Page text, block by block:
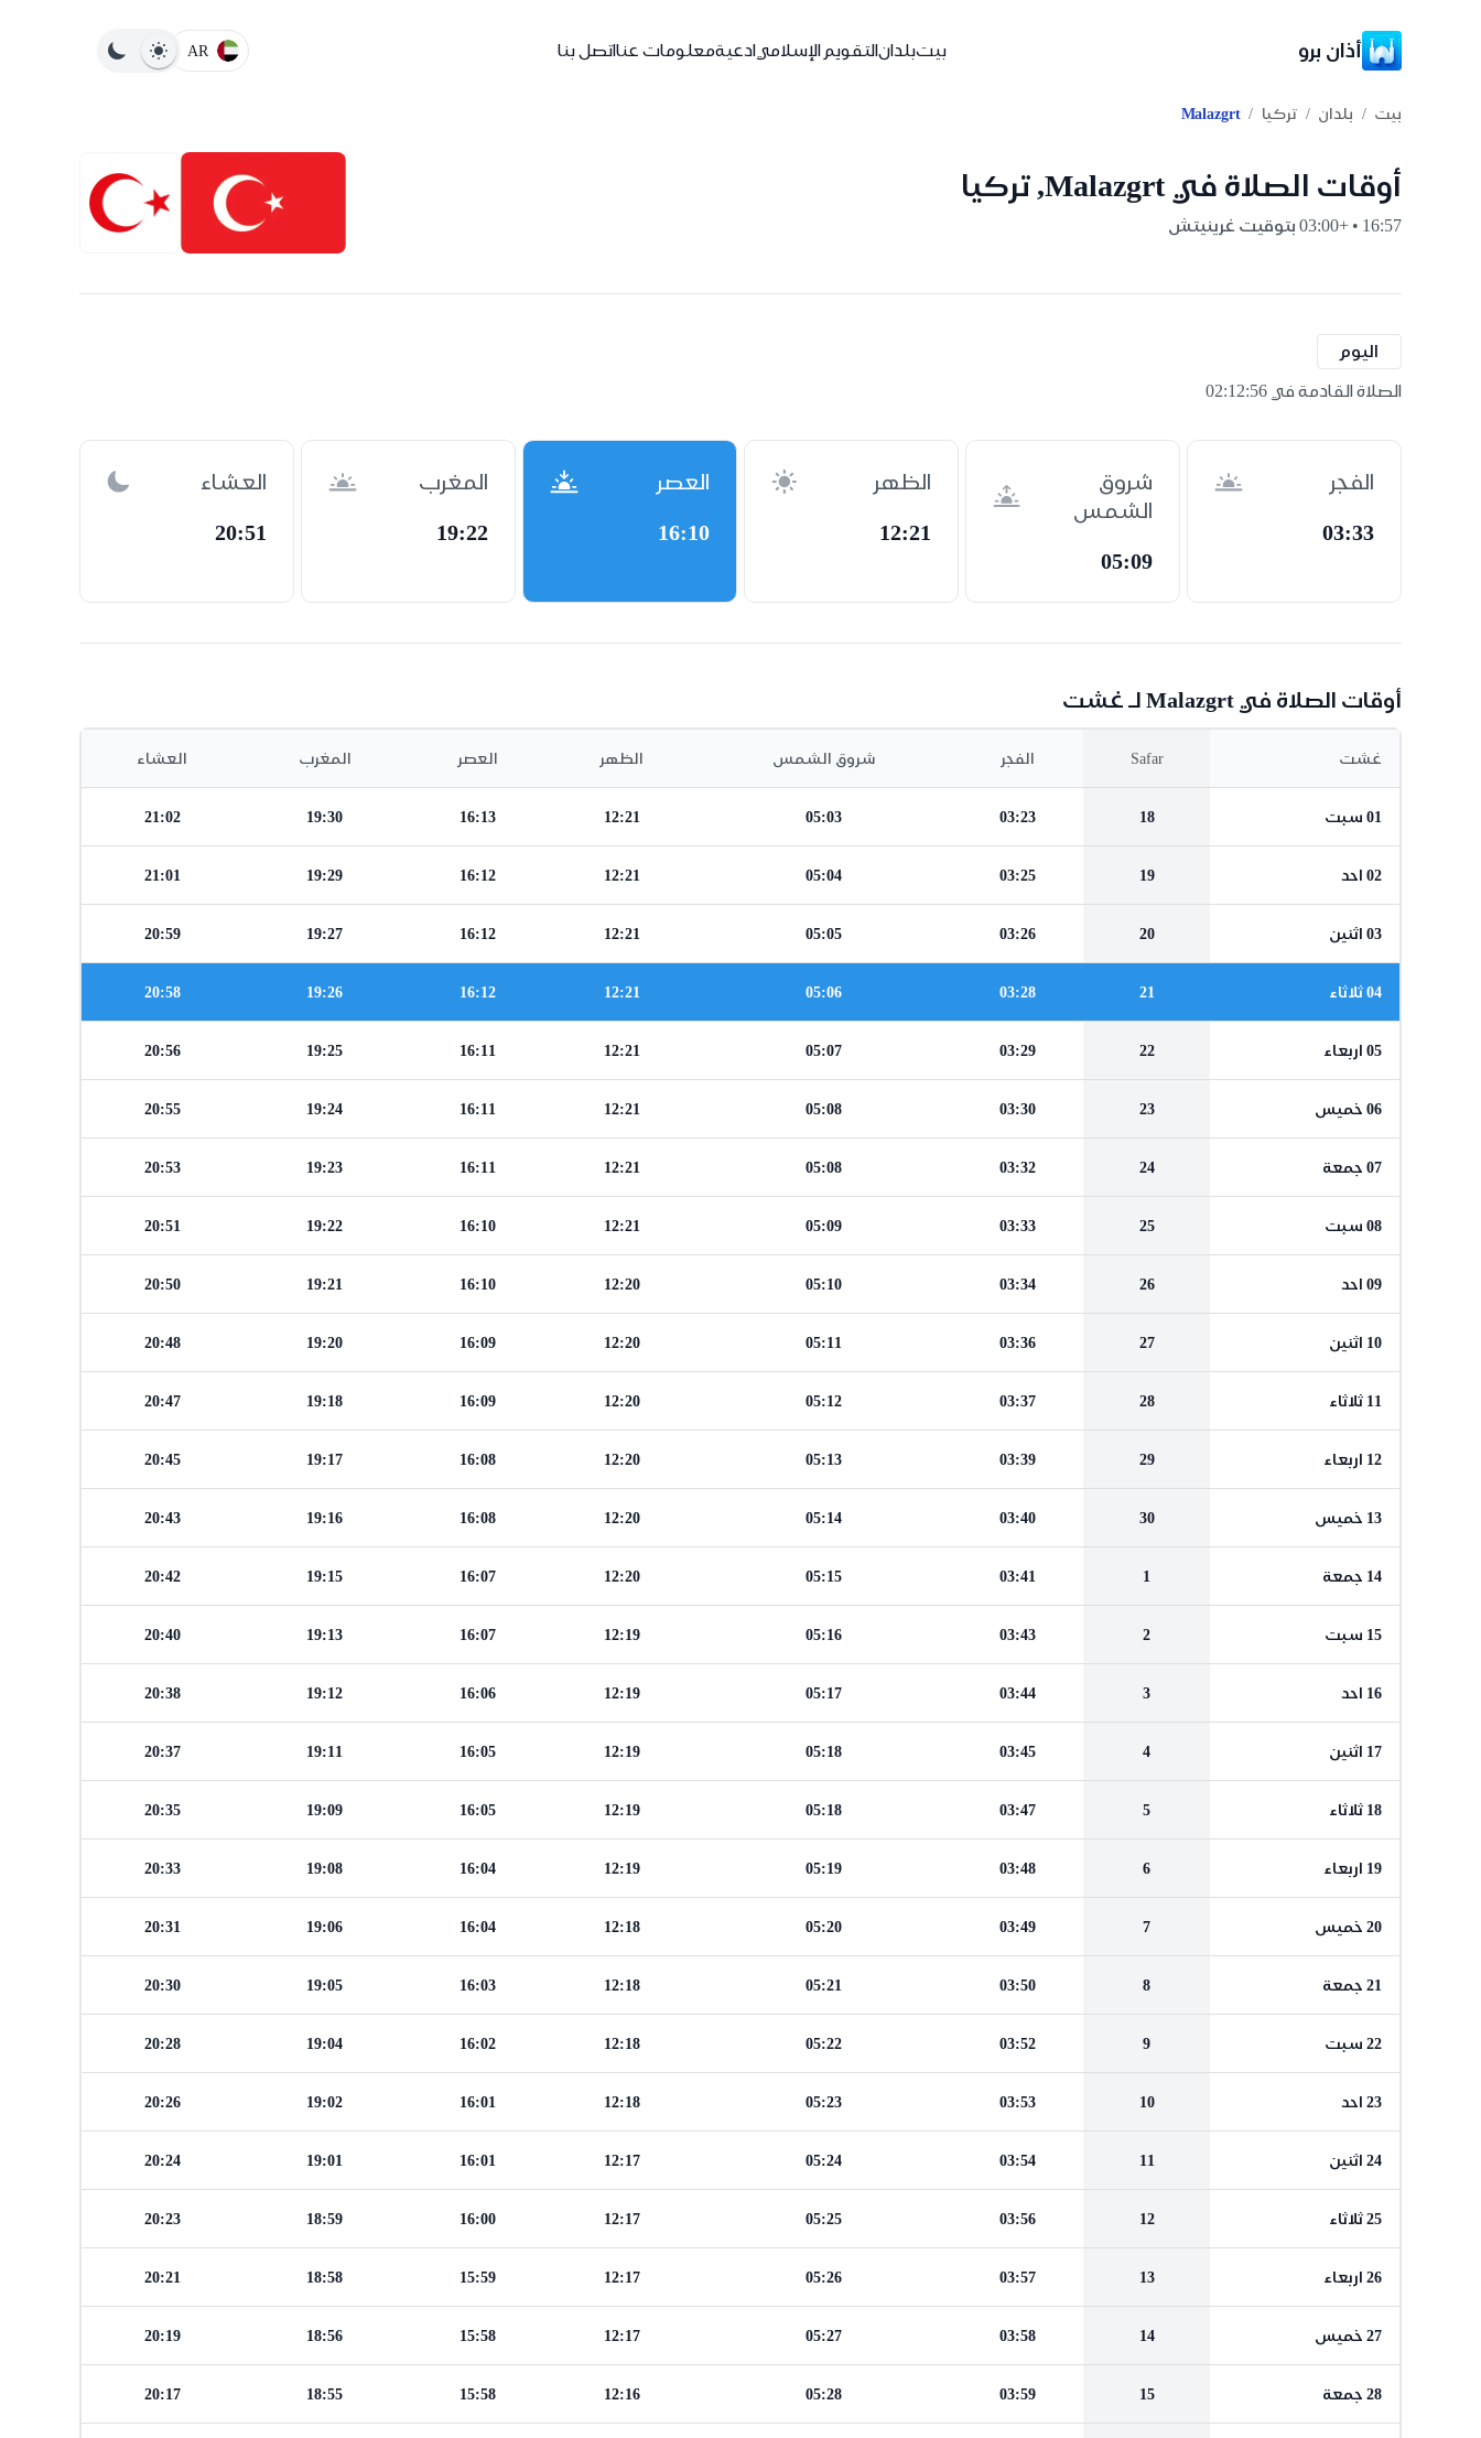
أذان برو بيتبلدانالتقويم الإسلاميادعيةمعلومات عنااتصل بنا AR
بيت / بلدان / تركيا /
Malazgrt
أوقات الصلاة في Malazgrt, تركيا
16:57 • +03:00 بتوقيت غرينيتش
اليوم
الصلاة القادمة في 02:12:55
الفجر
03:33
شروق
الشمس
05:09
الظهر
12:21
العصر
16:10
المغرب
19:22
العشاء
20:51
أوقات الصلاة في Malazgrt لـ غشت
غشت Safar الفجر شروق الشمس الظهر العصر المغرب العشاء
01 سبت 18
03:23
05:03
12:21
16:13
19:30
21:02
02 احد 19
03:25
05:04
12:21
16:12
19:29
21:01
03 اثنين 20
03:26
05:05
12:21
16:12
19:27
20:59
04 ثلاثاء 21
03:28
05:06
12:21
16:12
19:26
20:58
05 اربعاء 22
03:29
05:07
12:21
16:11
19:25
20:56
06 خميس 23
03:30
05:08
12:21
16:11
19:24
20:55
07 جمعة 24
03:32
05:08
12:21
16:11
19:23
20:53
08 سبت 25
03:33
05:09
12:21
16:10
19:22
20:51
09 احد 26
03:34
05:10
12:20
16:10
19:21
20:50
10 اثنين 27
03:36
05:11
12:20
16:09
19:20
20:48
11 ثلاثاء 28
03:37
05:12
12:20
16:09
19:18
20:47
12 اربعاء 29
03:39
05:13
12:20
16:08
19:17
20:45
13 خميس 30
03:40
05:14
12:20
16:08
19:16
20:43
14 جمعة 1
03:41
05:15
12:20
16:07
19:15
20:42
15 سبت 2
03:43
05:16
12:19
16:07
19:13
20:40
16 احد 3
03:44
05:17
12:19
16:06
19:12
20:38
17 اثنين 4
03:45
05:18
12:19
16:05
19:11
20:37
18 ثلاثاء 5
03:47
05:18
12:19
16:05
19:09
20:35
19 اربعاء 6
03:48
05:19
12:19
16:04
19:08
20:33
20 خميس 7
03:49
05:20
12:18
16:04
19:06
20:31
21 جمعة 8
03:50
05:21
12:18
16:03
19:05
20:30
22 سبت 9
03:52
05:22
12:18
16:02
19:04
20:28
23 احد 10
03:53
05:23
12:18
16:01
19:02
20:26
24 اثنين 11
03:54
05:24
12:17
16:01
19:01
20:24
25 ثلاثاء 12
03:56
05:25
12:17
16:00
18:59
20:23
26 اربعاء 13
03:57
05:26
12:17
15:59
18:58
20:21
27 خميس 14
03:58
05:27
12:17
15:58
18:56
20:19
28 جمعة 15
03:59
05:28
12:16
15:58
18:55
20:17